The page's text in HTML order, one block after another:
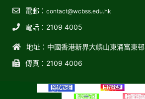
電郵： contact@wcbss.edu.hk
電話：2109 4005
地址：中國香港新界大嶼山東涌富東邨
傳真：2109 4006